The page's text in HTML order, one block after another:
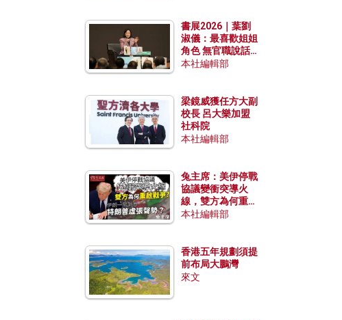
書展2026｜葉劉
淑儀：最喜歡姐姐
角色 無官職說話
包袱少
本社編輯部
梁鏡威獲任方大副
校長 呂大樂加盟
社科院
本社編輯部
兔主席：美伊停戰
協議變衝突導火
線，雙方為何重啟
戰爭？伊朗一早洞
本社編輯部
香港五年規劃須提
前布局大鵬灣
來文